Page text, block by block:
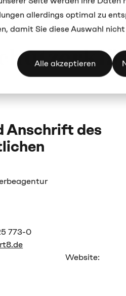
allerdings optimal zu
damit Sie diese Auswahl
Alle akzeptieren
Anschrift des
773-0